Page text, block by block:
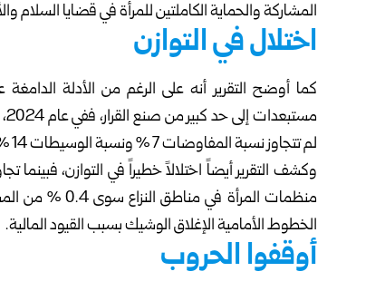
المشاركة والحماية الكاملتين للمرأة في قضايا السلام
اختلال في التوازن
كما أوضح التقرير أنه على الرغم من الأدلة
لم تتجاوز نسبة المفاوضات 7 % ونسبة الوسيطات 14 % عالمياً.
منظمات
الخطوط الأمامية الإغلاق الوشيك بسبب القيود المالية.
أوقفوا الحروب